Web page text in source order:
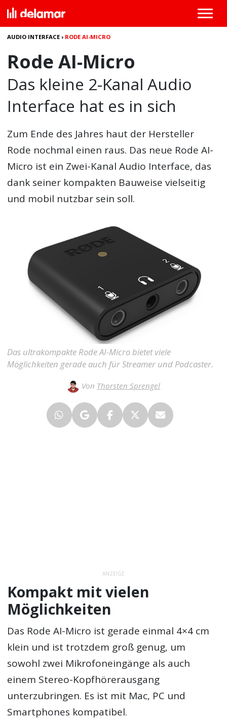
AUDIO INTERFACE › RODE AI-MICRO
Rode AI-Micro
Das kleine 2-Kanal Audio
Interface hat es in sich
Zum Ende des Jahres haut der Hersteller
Rode nochmal einen raus. Das neue Rode AI-
Micro ist ein Zwei-Kanal Audio Interface, das
dank seiner kompakten Bauweise vielseitig
und mobil nutzbar sein soll.
Das ultrakompakte Rode AI-Micro bietet viele
Möglichkeiten gerade auch für Streamer und Podcaster.
Von Thorsten Sprengel
ANZEIGE
Kompakt mit vielen
Möglichkeiten
Das Rode AI-Micro ist gerade einmal 4×4 cm
klein und ist trotzdem groß genug, um
sowohl zwei Mikrofoneingänge als auch
einem Stereo-Kopfhörerausgang
unterzubringen. Es ist mit Mac, PC und
Smartphones kompatibel.